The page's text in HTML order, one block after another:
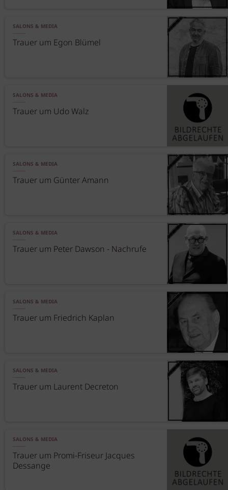
SALONS & MEDIA
Trauer um Egon Blümel
SALONS & MEDIA
Trauer um Udo Walz
SALONS & MEDIA
Trauer um Günter Amann
SALONS & MEDIA
Trauer um Peter Dawson - Nachrufe
SALONS & MEDIA
Trauer um Friedrich Kaplan
SALONS & MEDIA
Trauer um Laurent Decreton
SALONS & MEDIA
Trauer um Promi-Friseur Jacques
Dessange